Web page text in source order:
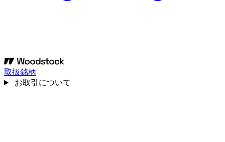
取扱銘柄
お取引について